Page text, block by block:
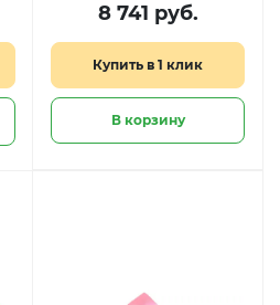
8 741 руб.
Купить в 1 клик
В корзину